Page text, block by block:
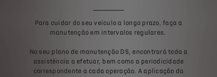
Para cuidar do seu veículo a longo prazo, faça a
manutenção em intervalos regulares.
No seu plano de manutenção DS, encontrará toda a
assistência a efetuar, bem como a periodicidade
correspondente a cada operação. A aplicação da